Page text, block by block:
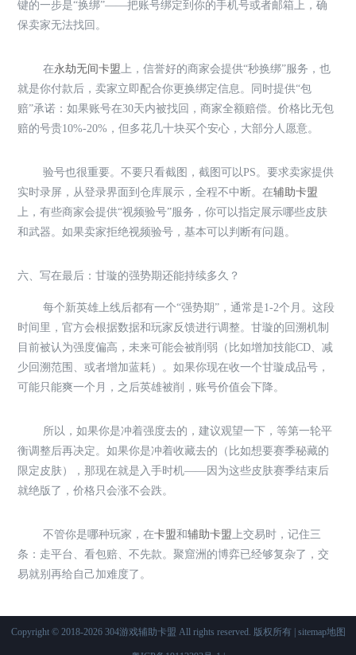
键的一步是“换绑”——把账号绑定到你的手机号或者邮箱上，确
保卖家无法找回。
在永劫无间卡盟上，信誉好的商家会提供“秒换绑”服务，也
就是你付款后，卖家立即配合你更换绑定信息。同时提供“包
赔”承诺：如果账号在30天内被找回，商家全额赔偿。价格比无包
赔的号贵10%-20%，但多花几十块买个安心，大部分人愿意。
验号也很重要。不要只看截图，截图可以PS。要求卖家提供
实时录屏，从登录界面到仓库展示，全程不中断。在辅助卡盟
上，有些商家会提供“视频验号”服务，你可以指定展示哪些皮肤
和武器。如果卖家拒绝视频验号，基本可以判断有问题。
六、写在最后：甘璇的强势期还能持续多久？
每个新英雄上线后都有一个“强势期”，通常是1-2个月。这段
时间里，官方会根据数据和玩家反馈进行调整。甘璇的回溯机制
目前被认为强度偏高，未来可能会被削弱（比如增加技能CD、减
少回溯范围、或者增加蓝耗）。如果你现在收一个甘璇成品号，
可能只能爽一个月，之后英雄被削，账号价值会下降。
所以，如果你是冲着强度去的，建议观望一下，等第一轮平
衡调整后再决定。如果你是冲着收藏去的（比如想要赛季秘藏的
限定皮肤），那现在就是入手时机——因为这些皮肤赛季结束后
就绝版了，价格只会涨不会跌。
不管你是哪种玩家，在卡盟和辅助卡盟上交易时，记住三
条：走平台、看包赔、不先款。聚窟洲的博弈已经够复杂了，交
易就别再给自己加难度了。
Copyright © 2018-2026 304游戏辅助卡盟 All rights reserved. 版权所有 | sitemap地图